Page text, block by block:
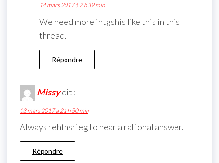
14 mars 2017 à 2 h 39 min
We need more intgshis like this in this
thread.
Répondre
Missydit :
13 mars 2017 à 21 h 50 min
Always rehfnsrieg to hear a rational answer.
Répondre